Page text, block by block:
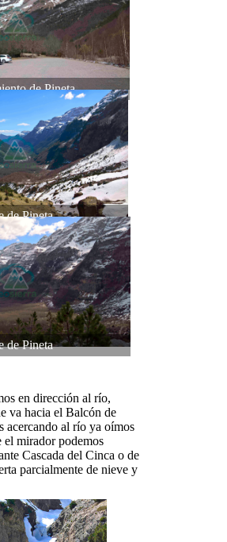
de Pineta
de Pineta
de Pineta
en dirección al río,
va hacia el Balcón de
acercando al río ya oímos
el mirador podemos
Cascada del Cinca o de
parcialmente de nieve y